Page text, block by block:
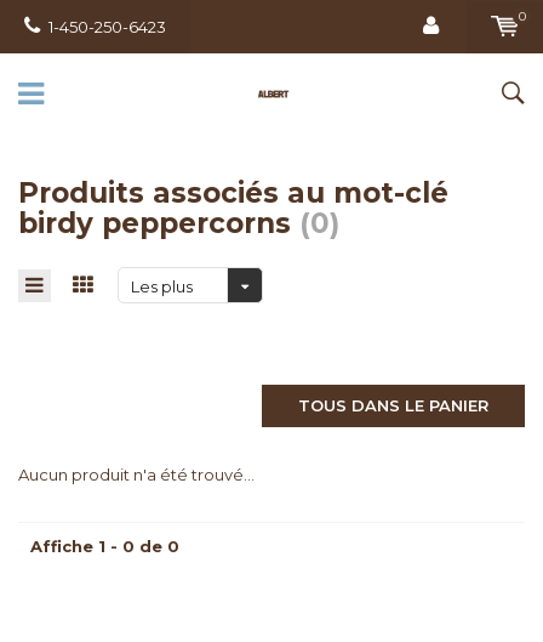
1-450-250-6423
0
Produits associés au mot-clé
birdy peppercorns (0)
Les plus
TOUS DANS LE PANIER
Aucun produit n'a été trouvé...
Affiche 1 - 0 de 0